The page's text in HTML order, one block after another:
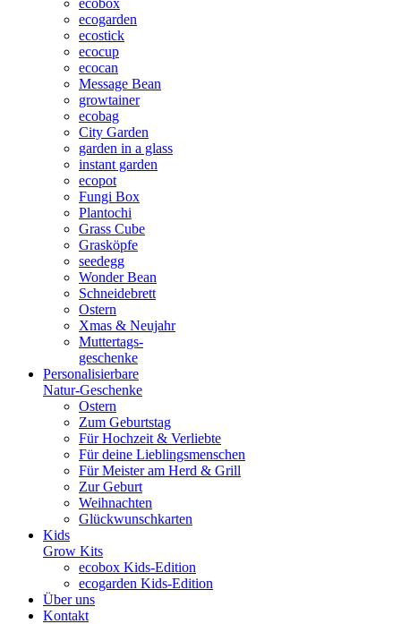
ecobox
ecogarden
ecostick
ecocup
ecocan
Message Bean
growtainer
ecobag
City Garden
garden in a glass
instant garden
ecopot
Fungi Box
Plantochi
Grass Cube
Grasköpfe
seedegg
Wonder Bean
Schneidebrett
Ostern
Xmas & Neujahr
Muttertags-
geschenke
Personalisierbare
Natur-Geschenke
Ostern
Zum Geburtstag
Für Hochzeit & Verliebte
Für deine Lieblingsmenschen
Für Meister am Herd & Grill
Zur Geburt
Weihnachten
Glückwunschkarten
Kids
Grow Kits
ecobox Kids-Edition
ecogarden Kids-Edition
Über uns
Kontakt